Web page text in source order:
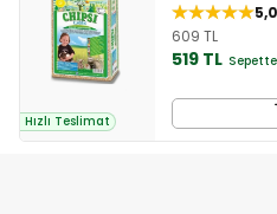
Hızlı Teslimat
5,0
609 TL
519 TL Sepette